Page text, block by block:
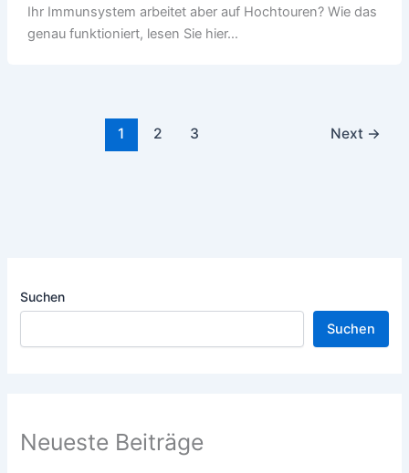
Ihr Immunsystem arbeitet aber auf Hochtouren? Wie das
genau funktioniert, lesen Sie hier…
1 2 3 Next →
Suchen
Suchen
Neueste Beiträge